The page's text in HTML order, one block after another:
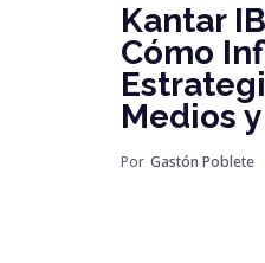
Kantar
Cómo
Medios
Por Gastón Poblete